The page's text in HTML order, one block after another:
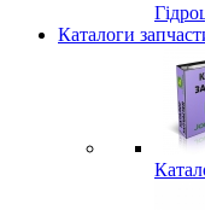
Каталоги